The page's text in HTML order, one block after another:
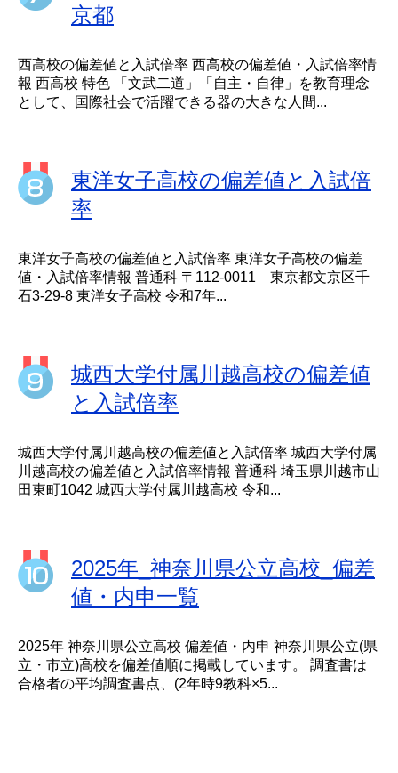
京都
西高校の偏差値と入試倍率 西高校の偏差値・入試倍率情
報 西高校 特色 「文武二道」「自主・自律」を教育理念
として、国際社会で活躍できる器の大きな人間...
東洋女子高校の偏差値と入試倍
率
東洋女子高校の偏差値と入試倍率 東洋女子高校の偏差
値・入試倍率情報 普通科 〒112-0011 東京都文京区千
石3-29-8 東洋女子高校 令和7年...
城西大学付属川越高校の偏差値
と入試倍率
城西大学付属川越高校の偏差値と入試倍率 城西大学付属
川越高校の偏差値と入試倍率情報 普通科 埼玉県川越市山
田東町1042 城西大学付属川越高校 令和...
2025年_神奈川県公立高校_偏差
値・内申一覧
2025年 神奈川県公立高校 偏差値・内申 神奈川県公立(県
立・市立)高校を偏差値順に掲載しています。 調査書は
合格者の平均調査書点、(2年時9教科×5...